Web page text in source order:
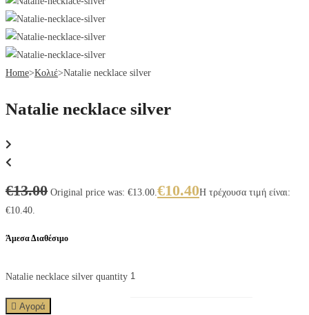
Home>Κολιέ>Natalie necklace silver
Natalie necklace silver
€13.00 Original price was: €13.00. €10.40Η τρέχουσα τιμή είναι:
€10.40.
Άμεσα Διαθέσιμο
Natalie necklace silver quantity
Αγορά